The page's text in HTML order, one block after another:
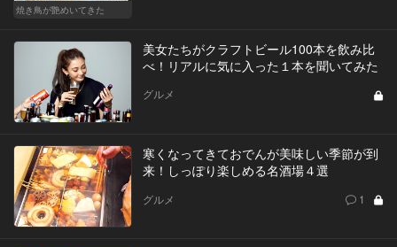
焼き鳥が艶めいてきた
美女たちがクラフトビール100本を飲み比
べ！リアルに気に入った１本を聞いてみた
グルメ
寒くなってきておでんが美味しい季節が到
来！しっぽり楽しめる名酒場４選
グルメ 1